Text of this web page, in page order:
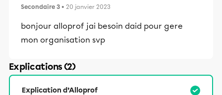
Secondaire 3 • 20 janvier 2023
bonjour alloprof jai besoin daid pour gere
mon organisation svp
Explications (2)
Explication d’Alloprof